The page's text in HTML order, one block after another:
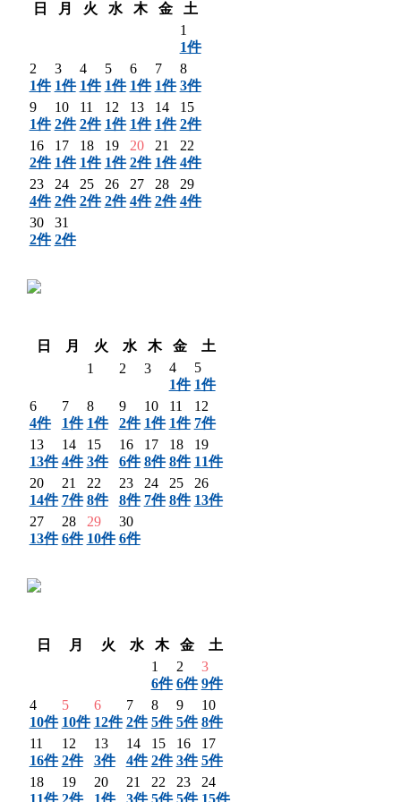
日
月 火 水 木 金
土
1
1件
2
1件
3
1件
4
1件
5
1件
6
1件
7
1件
8
3件
9
1件
10
2件
11
2件
12
1件
13
1件
14
1件
15
2件
16
2件
17
1件
18
1件
19
1件
20
2件
21
1件
22
4件
23
4件
24
2件
25
2件
26
2件
27
4件
28
2件
29
4件
30
2件
31
2件
日
月 火 水 木 金
土
1
2 3
4
1件
5
1件
6
4件
7
1件
8
1件
9
2件
10
1件
11
1件
12
7件
13
13件
14
4件
15
3件
16
6件
17
8件
18
8件
19
11件
20
14件
21
7件
22
8件
23
8件
24
7件
25
8件
26
13件
27
13件
28
6件
29
10件
30
6件
日
月 火 水 木 金
土
1
6件
2
6件
3
9件
4
10件
5
10件
6
12件
7
2件
8
5件
9
5件
10
8件
11
16件
12
2件
13
3件
14
4件
15
2件
16
3件
17
5件
18
11件
19
2件
20
1件
21
3件
22
5件
23
5件
24
15件